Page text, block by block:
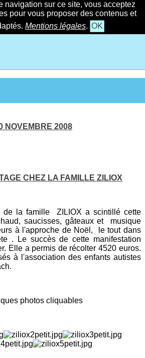
navigation sur ce site, vous acceptez
pour vous proposer des contenus et
Mentions légales. OK
NOVEMBRE 2008
CHEZ LA FAMILLE ZILIOX
de la famille ZILIOX a scintillé cette
saucisses, gâteaux et musique
à l'approche de Noël, le tout dans
. Le succès de cette manifestation
Elle a permis de récolter 4520 euros.
à l'association des enfants autistes
photos cliquables